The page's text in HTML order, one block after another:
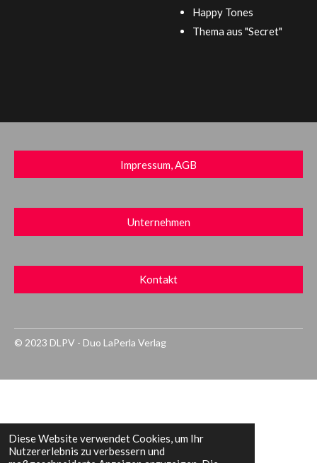
Diese Website verwendet Cookies, um Ihr
Nutzererlebnis zu verbessern und
Happy Tones
Thema aus "Secret"
Impressum, AGB
Unternehmen
Kontakt
© 2023 DLPV - Duo LaPerla Verlag